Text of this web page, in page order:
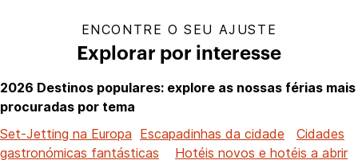
ENCONTRE O SEU AJUSTE
Explorar por interesse
2026 Destinos populares: explore as nossas férias mais
procuradas por tema
Set-Jetting na Europa Escapadinhas da cidade
Cidades
gastronómicas fantásticas
Hotéis novos e hotéis a abrir